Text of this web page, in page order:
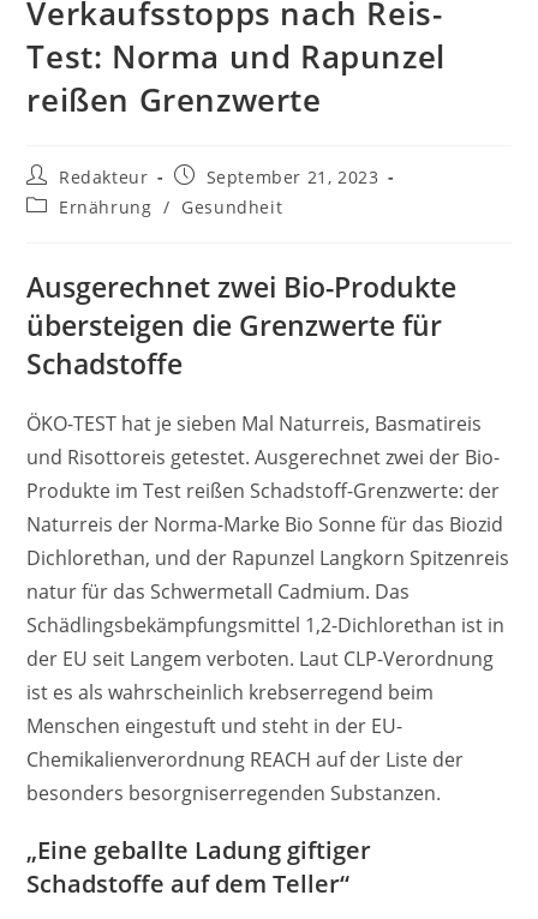
Verkaufsstopps nach Reis-
Test: Norma und Rapunzel
reißen Grenzwerte
Beitrags-
Autor:
Redakteur
Beitrag
veröffentlicht:
September 21, 2023
Beitrags-
Ernährung / Gesundheit
Ausgerechnet zwei Bio-Produkte
übersteigen die Grenzwerte für
Schadstoffe
ÖKO-TEST hat je sieben Mal Naturreis, Basmatireis
und Risottoreis getestet. Ausgerechnet zwei der Bio-
Produkte im Test reißen Schadstoff-Grenzwerte: der
Naturreis der Norma-Marke Bio Sonne für das Biozid
Dichlorethan, und der Rapunzel Langkorn Spitzenreis
natur für das Schwermetall Cadmium. Das
Schädlingsbekämpfungsmittel 1,2-Dichlorethan ist in
der EU seit Langem verboten. Laut CLP-Verordnung
ist es als wahrscheinlich krebserregend beim
Menschen eingestuft und steht in der EU-
Chemikalienverordnung REACH auf der Liste der
besonders besorgniserregenden Substanzen.
„Eine geballte Ladung giftiger
Schadstoffe auf dem Teller“